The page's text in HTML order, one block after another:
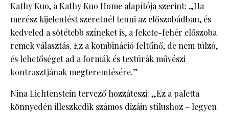
Kathy Kuo, a Kathy Kuo Home alapítója szerint: „Ha
merész kijelentést szeretnél tenni az előszobádban, és
kedveled a sötétebb színeket is, a fekete-fehér előszoba
remek választás. Ez a kombináció feltűnő, de nem túlzó,
és lehetőséget ad a formák és textúrák művészi
kontrasztjának megteremtésére.”
Nina Lichtenstein tervező hozzáteszi: „Ez a paletta
könnyedén illeszkedik számos dizájn stílushoz – legyen